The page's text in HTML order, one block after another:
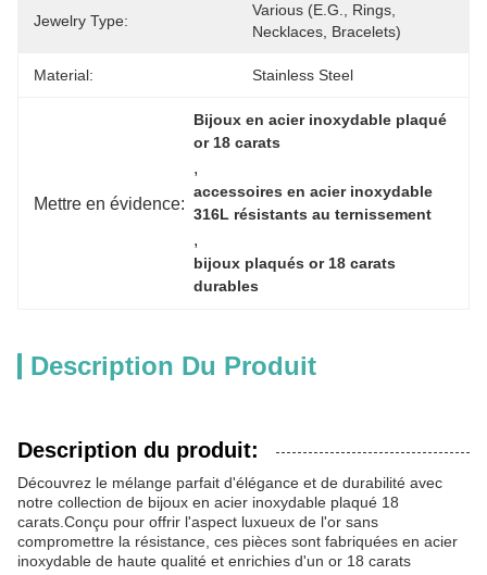
Jewelry Type:
Various (e.g., Rings,
Necklaces, Bracelets)
Material: Stainless Steel
Mettre en évidence:
Bijoux en acier inoxydable plaqué
or 18 carats
,
accessoires en acier inoxydable
316L résistants au ternissement
,
bijoux plaqués or 18 carats
durables
Description Du Produit
Description du produit:
Découvrez le mélange parfait d'élégance et de durabilité avec
notre collection de bijoux en acier inoxydable plaqué 18
carats.Conçu pour offrir l'aspect luxueux de l'or sans
compromettre la résistance, ces pièces sont fabriquées en acier
inoxydable de haute qualité et enrichies d'un or 18 carats